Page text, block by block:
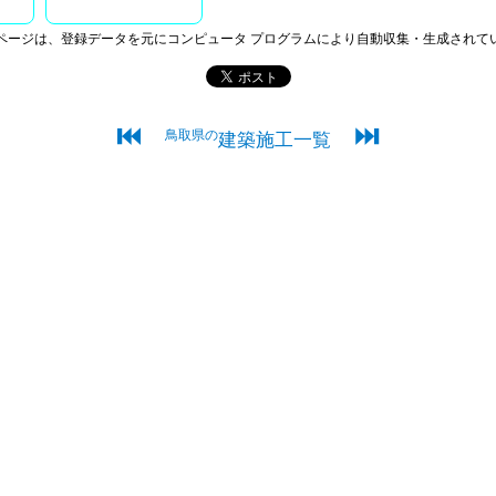
ジは、登録データを元にコンピュータ プログラムにより自動収集・生成されて
⏮ 鳥取県の建築施工一覧 ⏭